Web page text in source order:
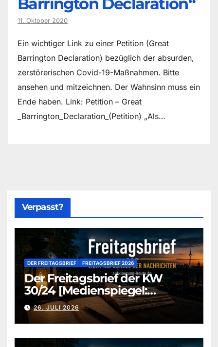
Barrington Declaration“
11. Oktober 2020
Ein wichtiger Link zu einer Petition (Great
Barrington Declaration) bezüglich der absurden,
zerstörerischen Covid-19-Maßnahmen. Bitte
ansehen und mitzeichnen. Der Wahnsinn muss ein
Ende haben. Link: Petition – Great
_Barrington_Declaration_(Petition) „Als…
Verpasst?
DER FREITAGSBRIEF FREITAGSBRIEF 2026
Der Freitagsbrief der KW
30/24 [Medienspiegel:
aufklaerung-heute-de]
26. JULI 2026